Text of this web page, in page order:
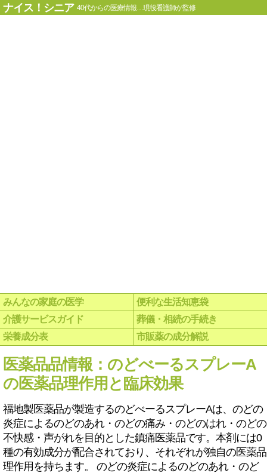
ナイス！シニア 40代からの医療情報…現役看護師が監修
みんなの家庭の医学
便利な生活知恵袋
介護サービスガイド
葬儀・相続の手続き
栄養成分表
市販薬の成分解説
医薬品品情報：のどべーるスプレーA
の医薬品理作用と臨床効果
福地製医薬品が製造するのどべーるスプレーAは、のどの
炎症によるのどのあれ・のどの痛み・のどのはれ・のどの
不快感・声がれを目的とした鎮痛医薬品です。本剤には0
種の有効成分が配合されており、それぞれが独自の医薬品
理作用を持ちます。 のどの炎症によるのどのあれ・のど